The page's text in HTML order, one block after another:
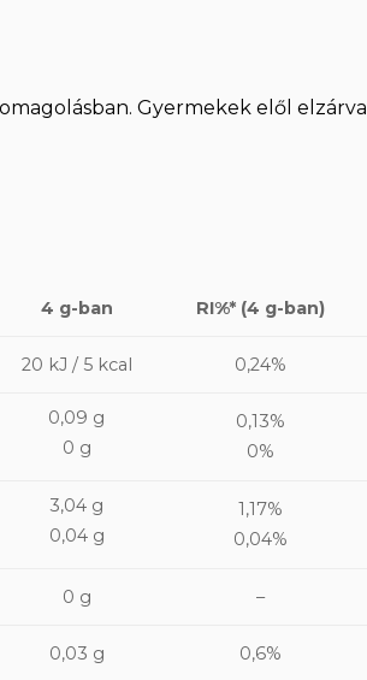
Gyermekek elől elzárva
4 g-ban RI%* (4 g-ban)
20 kJ / 5 kcal 0,24%
0,09 g
0 g
0,13%
0%
3,04 g
0,04 g
1,17%
0,04%
0 g –
0,03 g 0,6%